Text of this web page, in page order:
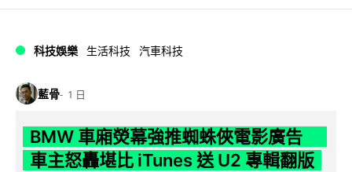
科技娛樂 生活科技 汽車科技
藍骨 1 日
BMW 車廂熒幕強推蜘蛛俠電影廣告
車主怒轟堪比 iTunes 送 U2 專輯翻版